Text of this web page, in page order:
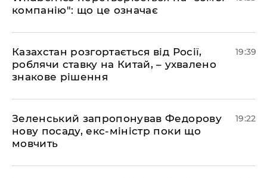
компанію": що це означає
​Казахстан розгортається від Росії,
роблячи ставку на Китай, – ухвалено
знакове рішення
19:39
​Зеленський запропонував Федорову
нову посаду, екс-міністр поки що
мовчить
19:22